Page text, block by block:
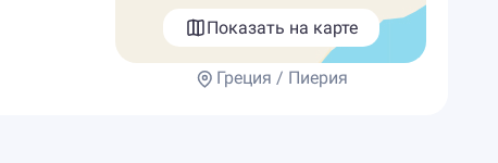
Показать на карте
Греция / Пиерия